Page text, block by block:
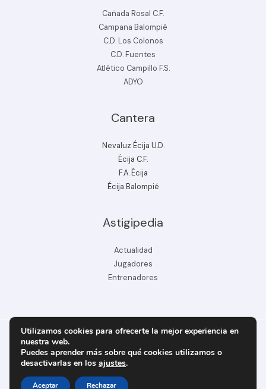
Cañada Rosal C.F.
Campana Balompié
C.D. Los Colonos
C.D. Fuentes
Atlético Campillo F.S.
ADYO
Cantera
Nevaluz Écija U.D.
Écija C.F.
F.A. Écija
Écija Balompié
Astigipedia
Actualidad
Jugadores
Entrenadores
Copyright © 2026 ecijabpeinfo.com
Utilizamos cookies para ofrecerte la mejor experiencia en
nuestra web.
Puedes aprender más sobre qué cookies utilizamos o
desactivarlas en los ajustes.
Aceptar Rechazar